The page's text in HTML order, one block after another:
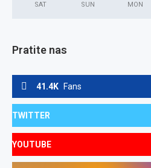
SAT SUN MON
Pratite nas
41.4K Fans
TWITTER
YOUTUBE